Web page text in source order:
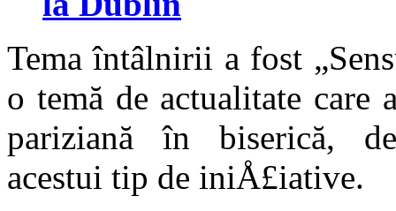
Tema întâlnirii a fost
o temă de actualitate care
pariziană în biserică,
acestui tip de iniÅ£iative.